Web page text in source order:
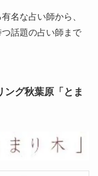
名な占い師から、
話題の占い師まで
ング秋葉原「とま